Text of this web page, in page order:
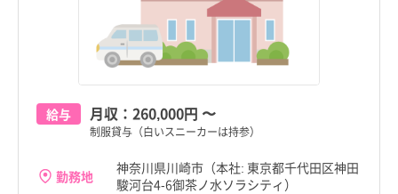
給与 月収： 260,000円 〜
制服貸与（白いスニーカーは持参）
勤務地
神奈川県川崎市（本社: 東京都千代田区神田
駿河台4-6御茶ノ水ソラシティ）